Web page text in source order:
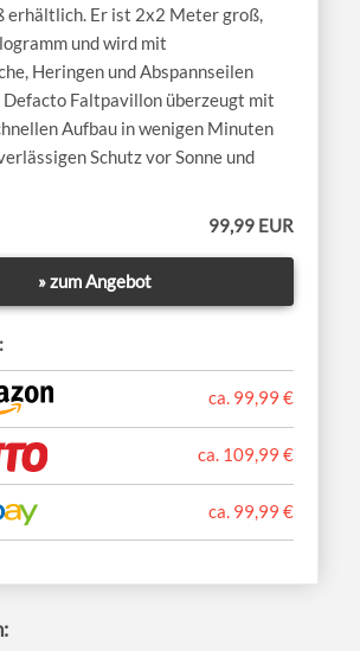
erhältlich. Er ist 2x2 Meter groß,
und wird mit
Heringen und Abspannseilen
Faltpavillon überzeugt mit
Aufbau in wenigen Minuten
Schutz vor Sonne und
99,99 EUR
» zum Angebot
ca. 99,99 €
ca. 109,99 €
ca. 99,99 €